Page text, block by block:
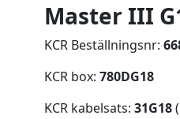
Master III
KCR Beställningsnr:
KCR box: 780DG18
KCR kabelsats: 31G18